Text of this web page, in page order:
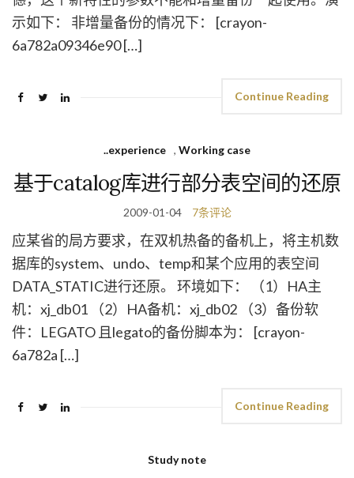
示如下： 非增量备份的情况下： [crayon-
6a782a09346e90 […]
Continue Reading
..experience , Working case
基于catalog库进行部分表空间的还原
2009-01-04 7条评论
应某省的局方要求，在双机热备的备机上，将主机数
据库的system、undo、temp和某个应用的表空间
DATA_STATIC进行还原。 环境如下： （1）HA主
机：xj_db01 （2）HA备机：xj_db02 （3）备份软
件：LEGATO 且legato的备份脚本为： [crayon-
6a782a […]
Continue Reading
Study note